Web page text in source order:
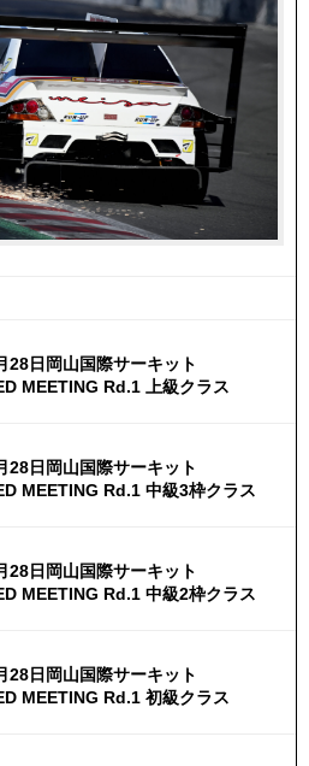
28日岡山国際サーキット
MEETING Rd.1 上級クラス
28日岡山国際サーキット
MEETING Rd.1 中級3枠クラス
28日岡山国際サーキット
MEETING Rd.1 中級2枠クラス
28日岡山国際サーキット
MEETING Rd.1 初級クラス